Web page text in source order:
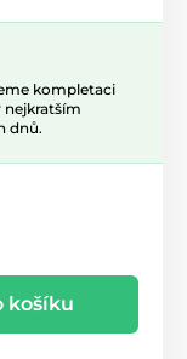
kompletaci
nejkratším
dnů.
košíku